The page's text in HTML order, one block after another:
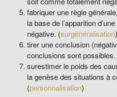
fabriquer une règle
la base de l’apparition
négative. (surgénéralisation)
tirer une conclusion
conclusions sont
surestimer le poids des
la genèse des situations à
(personnalisation)